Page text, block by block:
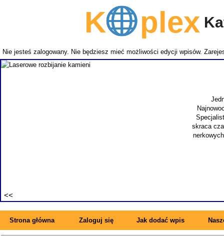
Kplex
Nie jesteś zalogowany. Nie będziesz mieć możliwości edycji wpisów.
skraca
Strona główna Zaloguj się Jak dodać wpis